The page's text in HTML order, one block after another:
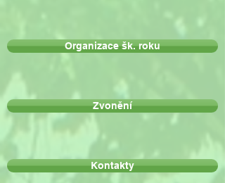
Organizace šk. roku
Zvonění
Kontakty